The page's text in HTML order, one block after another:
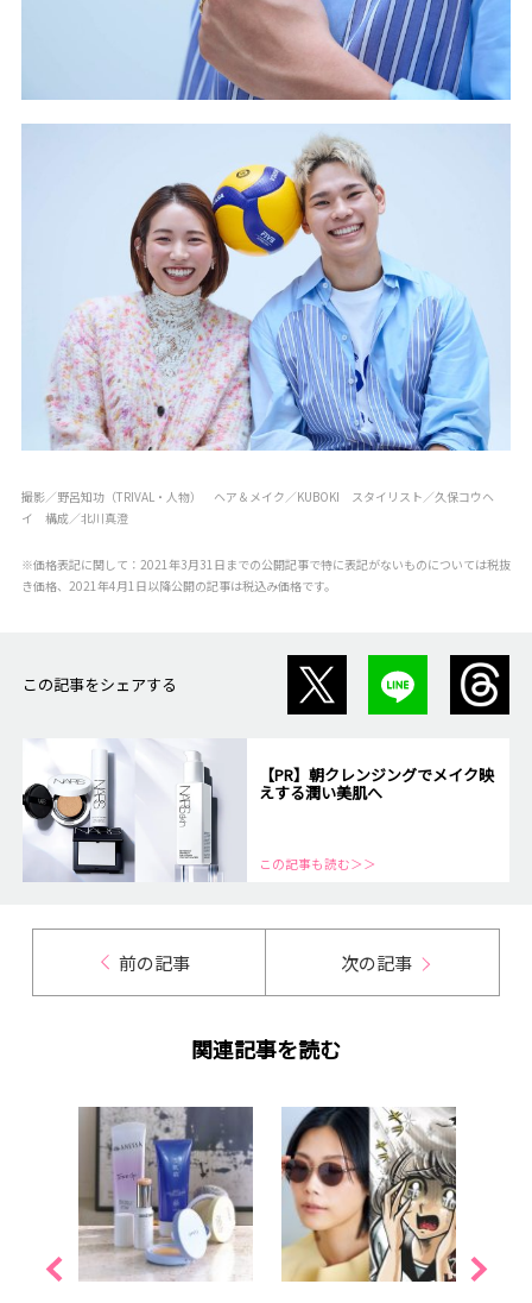
撮影／野呂知功（TRIVAL・人物） ヘア＆メイク／KUBOKI スタイリスト／久保コウヘ
イ 構成／北川真澄
※価格表記に関して：2021年3月31日までの公開記事で特に表記がないものについては税抜
き価格、2021年4月1日以降公開の記事は税込み価格です。
この記事をシェアする
【PR】朝クレンジングでメイク映
えする潤い美肌へ
この記事も読む＞＞
前の記事 次の記事
関連記事を読む